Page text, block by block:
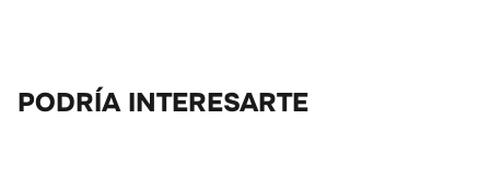
PODRÍA INTERESARTE